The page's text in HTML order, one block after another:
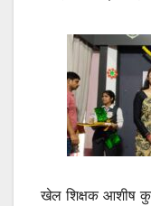
खेल शिक्षक आशीष